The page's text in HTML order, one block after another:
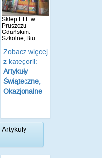
Sklep ELF w
Pruszczu
Gdańskim,
Szkolne, Biu...
Zobacz więcej
z kategorii:
Artykuły
Świąteczne,
Okazjonalne
Artykuły